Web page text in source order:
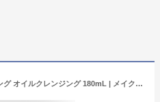
BAUM（バウム） クレンジング オイルクレンジング 180mL | メイク落とし | WOODLAND WINDS の香り | 保湿 アロマティック リラックス 森林浴 ユニセックス ギフト プレゼント 誕生日 | オーガニック 樹木